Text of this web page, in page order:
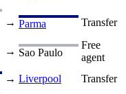
→ Parma
Transfer
→ Sao Paulo
Free
agent
→ Liverpool
Transfer